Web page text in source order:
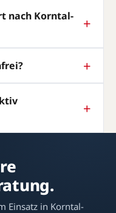
nach Korntal-
Einsatz in Korntal-